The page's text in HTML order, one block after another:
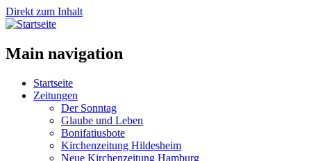
Direkt zum Inhalt
Main navigation
Startseite
Zeitungen
Der Sonntag
Glaube und Leben
Bonifatiusbote
Kirchenzeitung Hildesheim
Neue Kirchenzeitung Hamburg